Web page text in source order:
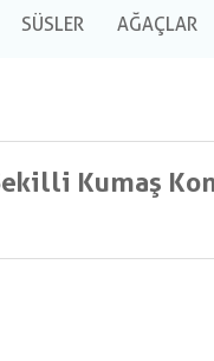
SÜSLER AĞAÇLAR
Kumaş